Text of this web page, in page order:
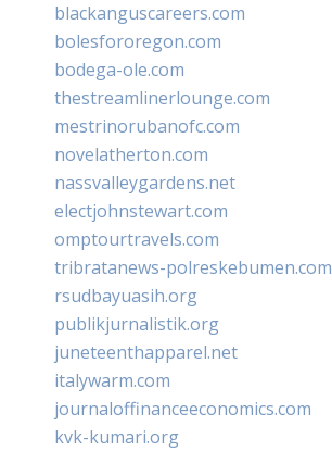
blackanguscareers.com
bolesfororegon.com
bodega-ole.com
thestreamlinerlounge.com
mestrinorubanofc.com
novelatherton.com
nassvalleygardens.net
electjohnstewart.com
omptourtravels.com
tribratanews-polreskebumen.com
rsudbayuasih.org
publikjurnalistik.org
juneteenthapparel.net
italywarm.com
journaloffinanceeconomics.com
kvk-kumari.org